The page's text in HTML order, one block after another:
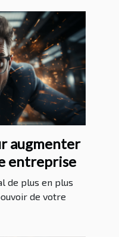
augmenter
entreprise
de plus en plus
de votre